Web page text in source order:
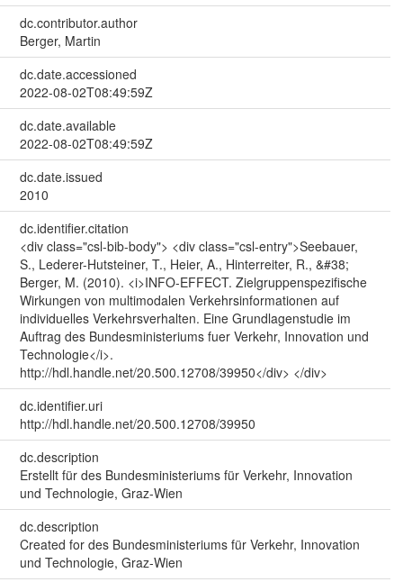
dc.contributor.author
Berger, Martin
dc.date.accessioned
2022-08-02T08:49:59Z
dc.date.available
2022-08-02T08:49:59Z
dc.date.issued
2010
dc.identifier.citation
<div class="csl-bib-body"> <div class="csl-entry">Seebauer,
S., Lederer-Hutsteiner, T., Heier, A., Hinterreiter, R., &#38;
Berger, M. (2010). <i>INFO-EFFECT. Zielgruppenspezifische
Wirkungen von multimodalen Verkehrsinformationen auf
individuelles Verkehrsverhalten. Eine Grundlagenstudie im
Auftrag des Bundesministeriums fuer Verkehr, Innovation und
Technologie</i>.
http://hdl.handle.net/20.500.12708/39950</div> </div>
dc.identifier.uri
http://hdl.handle.net/20.500.12708/39950
dc.description
Erstellt für des Bundesministeriums für Verkehr, Innovation
und Technologie, Graz-Wien
dc.description
Created for des Bundesministeriums für Verkehr, Innovation
und Technologie, Graz-Wien